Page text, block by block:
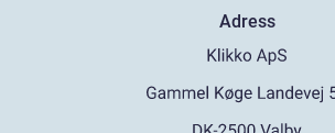
Adress